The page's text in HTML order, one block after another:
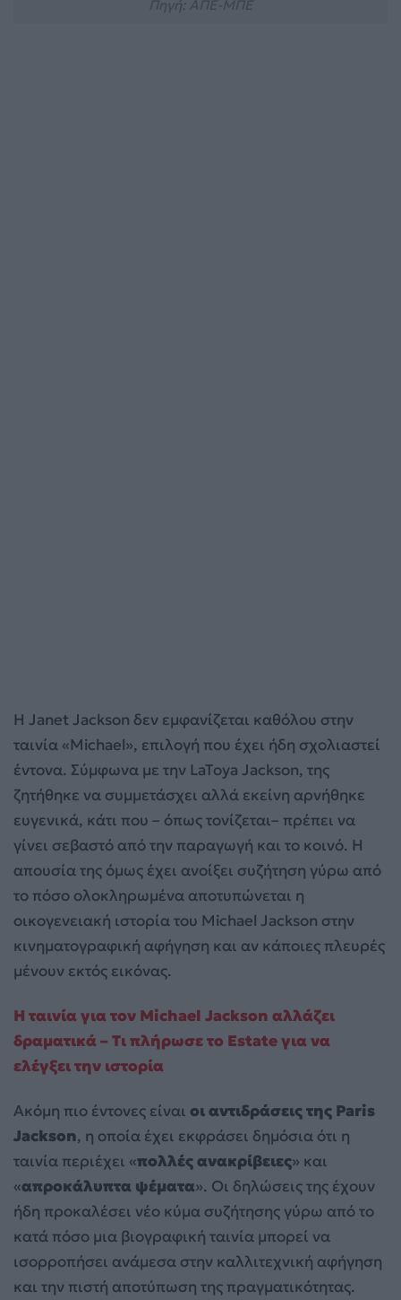
Η Janet Jackson δεν εμφανίζεται καθόλου στην
ταινία «Michael», επιλογή που έχει ήδη σχολιαστεί
έντονα. Σύμφωνα με την LaToya Jackson, της
ζητήθηκε να συμμετάσχει αλλά εκείνη αρνήθηκε
ευγενικά, κάτι που – όπως τονίζεται– πρέπει να
γίνει σεβαστό από την παραγωγή και το κοινό. Η
απουσία της όμως έχει ανοίξει συζήτηση γύρω από
το πόσο ολοκληρωμένα αποτυπώνεται η
οικογενειακή ιστορία του Michael Jackson στην
κινηματογραφική αφήγηση και αν κάποιες πλευρές
μένουν εκτός εικόνας.
Η ταινία για τον Michael Jackson αλλάζει
δραματικά – Τι πλήρωσε το Estate για να
ελέγξει την ιστορία
Ακόμη πιο έντονες είναι οι αντιδράσεις της Paris
Jackson, η οποία έχει εκφράσει δημόσια ότι η
ταινία περιέχει «πολλές ανακρίβειες» και
«απροκάλυπτα ψέματα». Οι δηλώσεις της έχουν
ήδη προκαλέσει νέο κύμα συζήτησης γύρω από το
κατά πόσο μια βιογραφική ταινία μπορεί να
ισορροπήσει ανάμεσα στην καλλιτεχνική αφήγηση
και την πιστή αποτύπωση της πραγματικότητας.